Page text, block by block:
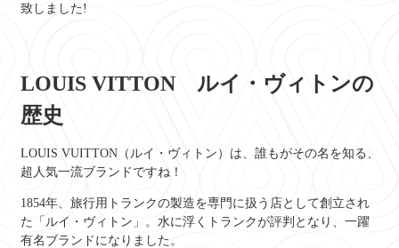
致しました!
LOUIS VITTON ルイ・ヴィトンの
歴史
LOUIS VUITTON（ルイ・ヴィトン）は、誰もがその名を知る、
超人気一流ブランドですね！
1854年、旅行用トランクの製造を専門に扱う店として創立され
た「ルイ・ヴィトン」。水に浮くトランクが評判となり、一躍
有名ブランドになりました。